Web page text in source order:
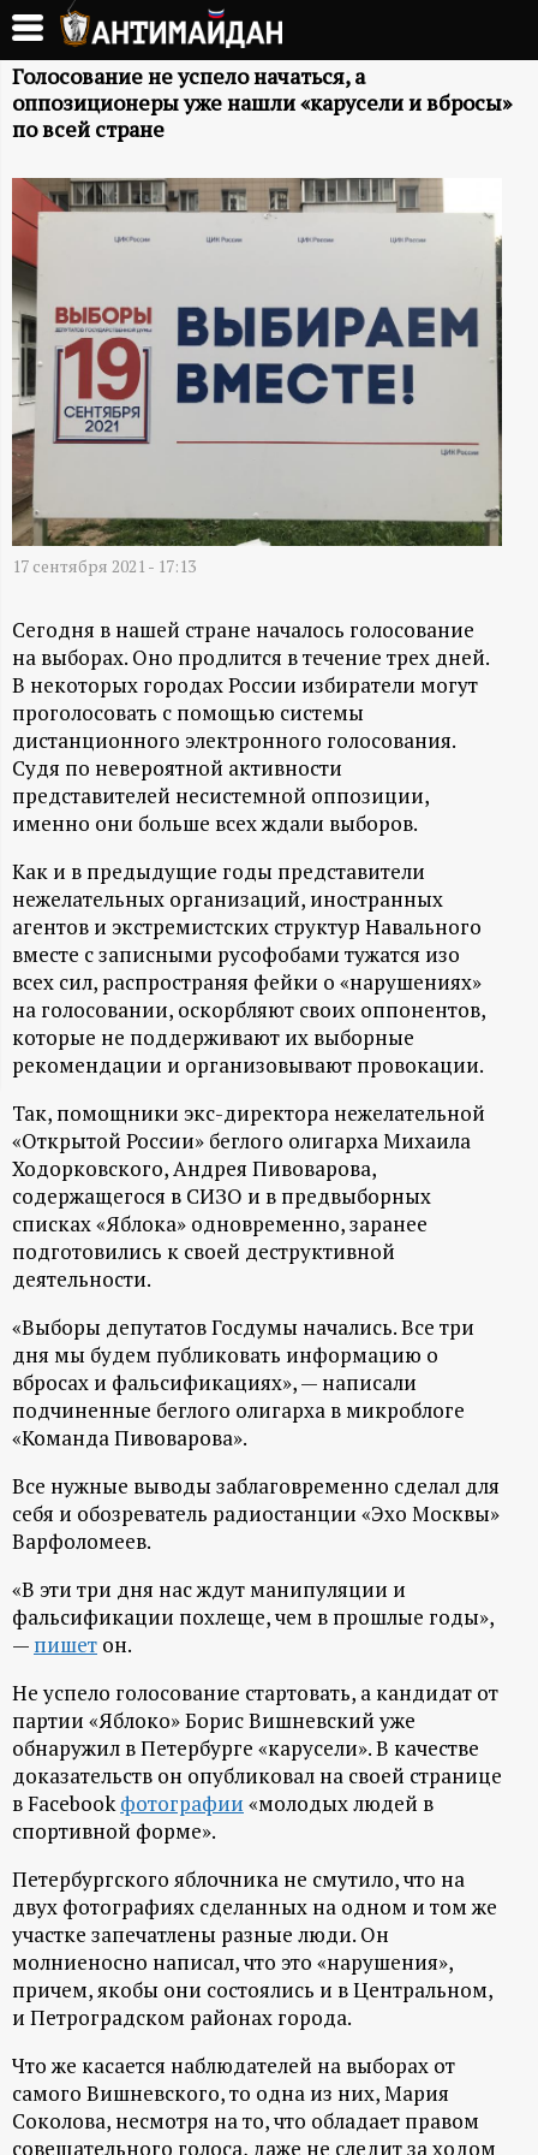
Перейти
основному
содержанию
А
Н
Т
И
М
А
Й
Д
А
-
и
н
ф
о
р
м
а
ц
и
о
н
н
ы
п
о
р
т
а
л
Голосование не успело начаться, а
оппозиционеры уже нашли «карусели и вбросы»
по всей стране
17 сентября 2021 - 17:13
Сегодня в нашей стране началось голосование
на выборах. Оно продлится в течение трех дней.
В некоторых городах России избиратели могут
проголосовать с помощью системы
дистанционного электронного голосования.
Судя по невероятной активности
представителей несистемной оппозиции,
именно они больше всех ждали выборов.
Как и в предыдущие годы представители
нежелательных организаций, иностранных
агентов и экстремистских структур Навального
вместе с записными русофобами тужатся изо
всех сил, распространяя фейки о «нарушениях»
на голосовании, оскорбляют своих оппонентов,
которые не поддерживают их выборные
рекомендации и организовывают провокации.
Так, помощники экс-директора нежелательной
«Открытой России» беглого олигарха Михаила
Ходорковского, Андрея Пивоварова,
содержащегося в СИЗО и в предвыборных
списках «Яблока» одновременно, заранее
подготовились к своей деструктивной
деятельности.
«Выборы депутатов Госдумы начались. Все три
дня мы будем публиковать информацию о
вбросах и фальсификациях», — написали
подчиненные беглого олигарха в микроблоге
«Команда Пивоварова».
Все нужные выводы заблаговременно сделал для
себя и обозреватель радиостанции «Эхо Москвы»
Варфоломеев.
«В эти три дня нас ждут манипуляции и
фальсификации похлеще, чем в прошлые годы»,
— пишет он.
Не успело голосование стартовать, а кандидат от
партии «Яблоко» Борис Вишневский уже
обнаружил в Петербурге «карусели». В качестве
доказательств он опубликовал на своей странице
в Facebookфотографии «молодых людей в
спортивной форме».
Петербургского яблочника не смутило, что на
двух фотографиях сделанных на одном и том же
участке запечатлены разные люди. Он
молниеносно написал, что это «нарушения»,
причем, якобы они состоялись и в Центральном,
и Петроградском районах города.
Что же касается наблюдателей на выборах от
самого Вишневского, то одна из них, Мария
Соколова, несмотря на то, что обладает правом
совещательного голоса, даже не следит за ходом